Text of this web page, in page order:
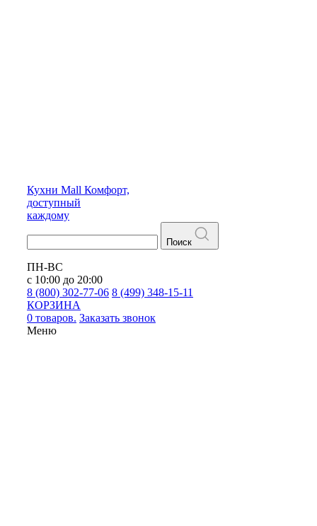
Кухни Mall Комфорт,
доступный
каждому
Поиск
ПН-ВС
с 10:00 до 20:00
8 (800) 302-77-06 8 (499) 348-15-11
КОРЗИНА
0 товаров. Заказать звонок
Меню